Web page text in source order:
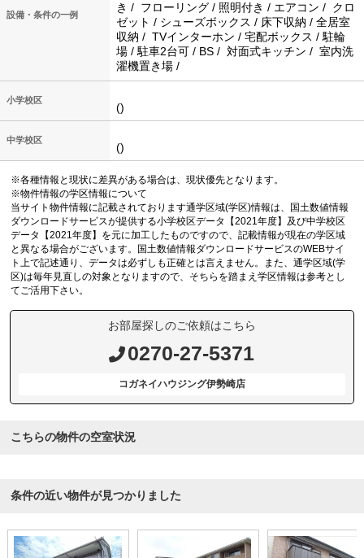
設備・条件の一例
き / フローリング / 照明付き / エアコン / クロ
ゼット / シューズボックス / 床下収納 / 全居室
収納 / TVインターホン / 宅配ボックス / 駐輪
場 / 駐車2台可 / BS / 対面式キッチン / 室内洗
濯機置き場 /
小学校区
()
中学校区
()
※各種情報と現状に差異がある場合は、現状優先となります。
※物件情報の学区情報について
当サイト物件情報に記載されております通学区域(学区)情報は、国土数値情報
ダウンロードサービスが提供する小学校区データ【2021年度】及び中学校区
データ【2021年度】を元に加工したものですので、記載情報が現在の学区域
と異なる場合がございます。国土数値情報ダウンロードサービスのWEBサイ
ト上で記述通り、データは必ずしも正確とは言えません。また、通学区域(学
区)は毎年見直しの対象となりますので、そちらを踏まえ学区情報は参考とし
てご活用下さい。
お部屋探しのご依頼はこちら
0270-27-5371
コガネイハウジング伊勢崎店
こちらの物件の空室状況
条件の近い物件が見つかりました